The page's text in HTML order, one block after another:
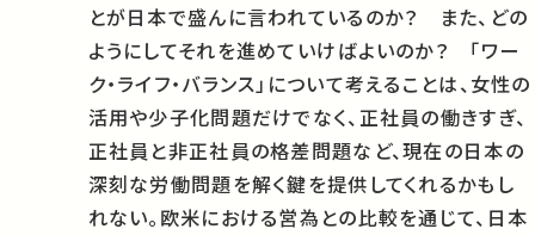
とが日本で盛んに言われているのか？ また、どの
ようにしてそれを進めていけばよいのか？ 「ワー
ク・ライフ・バランス」について考えることは、女性の
活用や少子化問題だけでなく、正社員の働きすぎ、
正社員と非正社員の格差問題など、現在の日本の
深刻な労働問題を解く鍵を提供してくれるかもし
れない。欧米における営為との比較を通じて、日本